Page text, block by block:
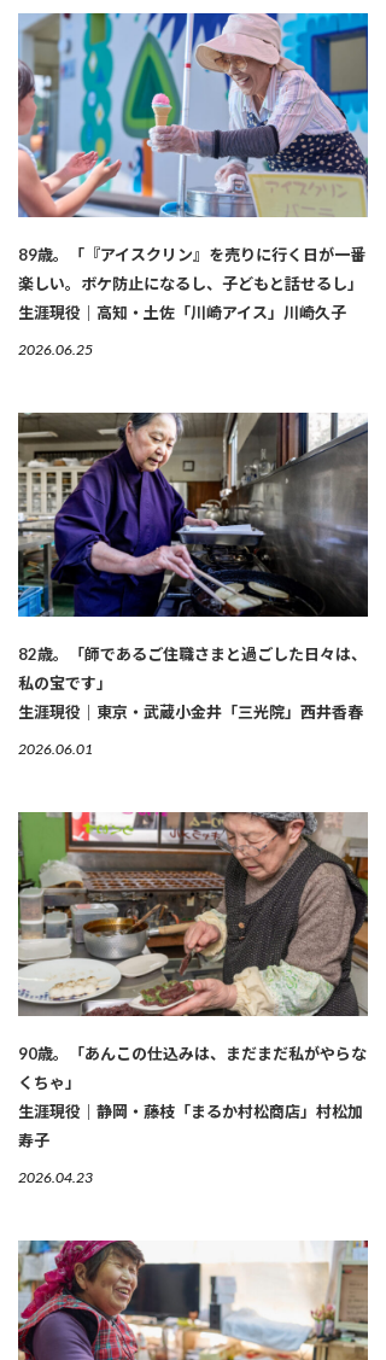
89歳。「『アイスクリン』を売りに行く日が一番
楽しい。ボケ防止になるし、子どもと話せるし」
生涯現役｜高知・土佐「川崎アイス」川崎久子
2026.06.25
82歳。「師であるご住職さまと過ごした日々は、
私の宝です」
生涯現役｜東京・武蔵小金井「三光院」西井香春
2026.06.01
90歳。「あんこの仕込みは、まだまだ私がやらな
くちゃ」
生涯現役｜静岡・藤枝「まるか村松商店」村松加
寿子
2026.04.23